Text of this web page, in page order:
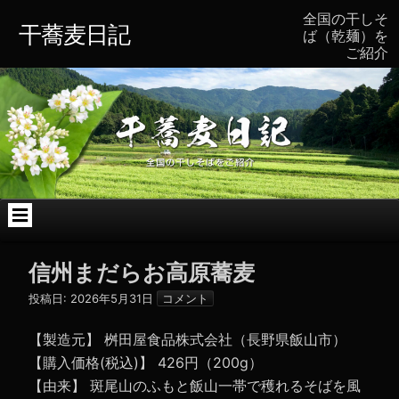
ツ
へ
ス
キ
ッ
プ
干蕎麦日記
全国の干しそ
ば（乾麺）を
ご紹介
信州まだらお高原蕎麦
投稿日: 2026年5月31日 コメント
【製造元】 桝田屋食品株式会社（長野県飯山市）
【購入価格(税込)】 426円（200g）
【由来】 斑尾山のふもと飯山一帯で穫れるそばを風